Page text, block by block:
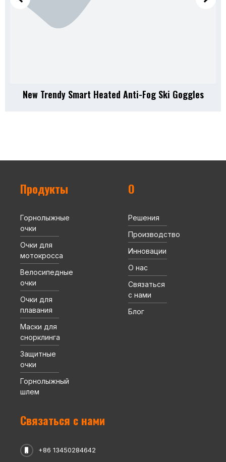
New Trendy Smart Heated Anti-Fog Ski Goggles
Продукты
Горнолыжные
очки
Очки для
мотокросса
Велосипедные
очки
Очки для
плавания
Маски для
снорклинга
Защитные
очки
Горнолыжный
шлем
О
Решения
Производство
Инновации
О нас
Связаться
с нами
Блог
Связаться с нами
+86 13450284642